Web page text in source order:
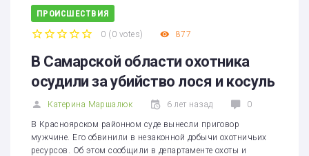
ПРОИСШЕСТВИЯ
0 (0 votes) 877
В Самарской области охотника
осудили за убийство лося и косуль
Катерина Маршалюк 6 лет назад 0
В Красноярском районном суде вынесли приговор
мужчине. Его обвинили в незаконной добычи охотничьих
ресурсов. Об этом сообщили в департаменте охоты и